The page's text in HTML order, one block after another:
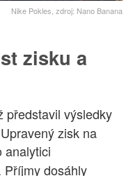
Nike Pokles, zdroj: Nano Banana
zisku a
představil výsledky
zisk na
analytici
Příjmy dosáhly